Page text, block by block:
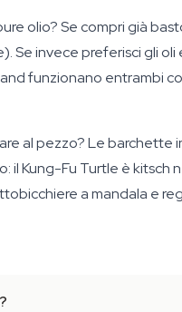
olio? Se compri già
Se invece preferisci gli
funzionano entrambi
al pezzo? Le barchette
il Kung-Fu Turtle è
a mandala e